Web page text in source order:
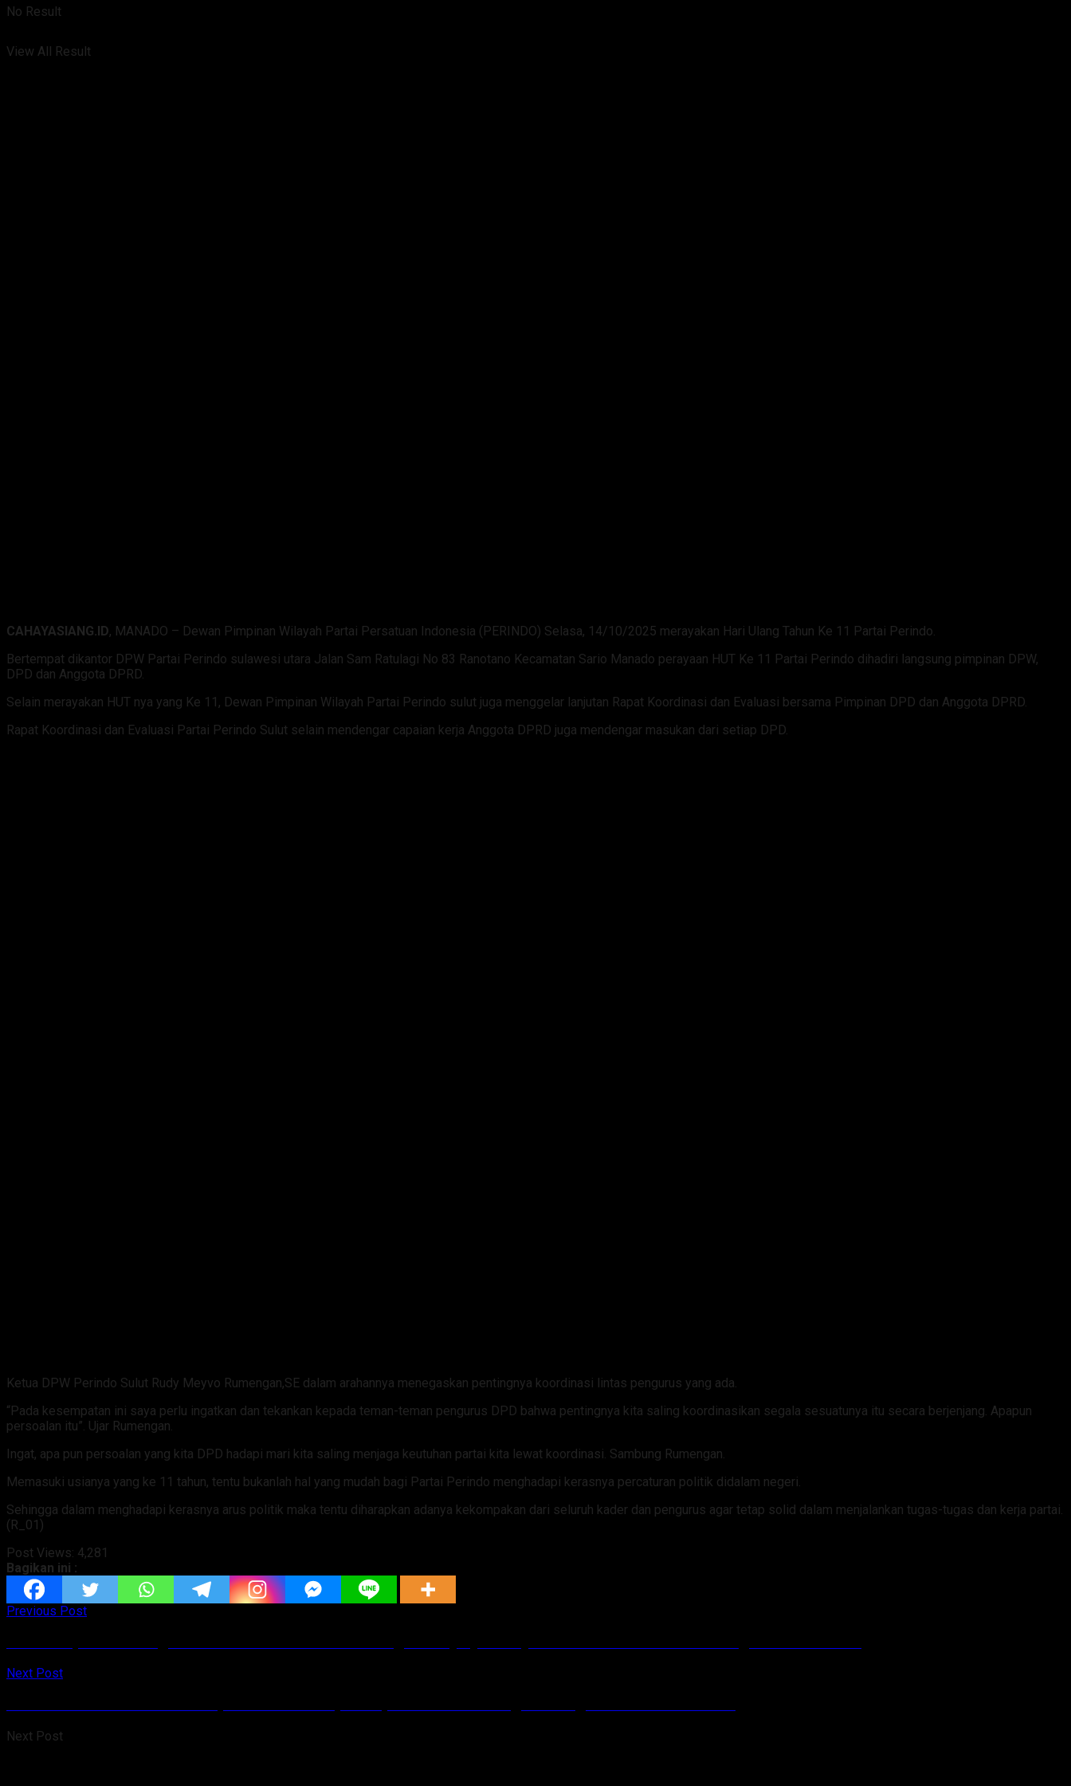
No Result
View All Result
CAHAYASIANG.ID, MANADO – Dewan Pimpinan Wilayah Partai Persatuan Indonesia (PERINDO) Selasa, 14/10/2025 merayakan Hari Ulang Tahun Ke 11 Partai Perindo.
Bertempat dikantor DPW Partai Perindo sulawesi utara Jalan Sam Ratulagi No 83 Ranotano Kecamatan Sario Manado perayaan HUT Ke 11 Partai Perindo dihadiri langsung pimpinan DPW,
DPD dan Anggota DPRD.
Selain merayakan HUT nya yang Ke 11, Dewan Pimpinan Wilayah Partai Perindo sulut juga menggelar lanjutan Rapat Koordinasi dan Evaluasi bersama Pimpinan DPD dan Anggota DPRD.
Rapat Koordinasi dan Evaluasi Partai Perindo Sulut selain mendengar capaian kerja Anggota DPRD juga mendengar masukan dari setiap DPD.
Ketua DPW Perindo Sulut Rudy Meyvo Rumengan,SE dalam arahannya menegaskan pentingnya koordinasi lintas pengurus yang ada.
“Pada kesempatan ini saya perlu ingatkan dan tekankan kepada teman-teman pengurus DPD bahwa pentingnya kita saling koordinasikan segala sesuatunya itu secara berjenjang. Apapun
persoalan itu”. Ujar Rumengan.
Ingat, apa pun persoalan yang kita DPD hadapi mari kita saling menjaga keutuhan partai kita lewat koordinasi. Sambung Rumengan.
Memasuki usianya yang ke 11 tahun, tentu bukanlah hal yang mudah bagi Partai Perindo menghadapi kerasnya percaturan politik didalam negeri.
Sehingga dalam menghadapi kerasnya arus politik maka tentu diharapkan adanya kekompakan dari seluruh kader dan pengurus agar tetap solid dalam menjalankan tugas-tugas dan kerja partai.
(R_01)
Post Views: 4,281
Bagikan ini :
Previous Post
Next Post
Next Post